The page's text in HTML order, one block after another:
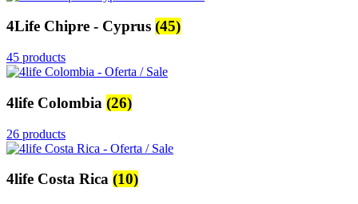
4Life Chipre - Cyprus (45)
45 products
4life Colombia (26)
26 products
4life Costa Rica (10)